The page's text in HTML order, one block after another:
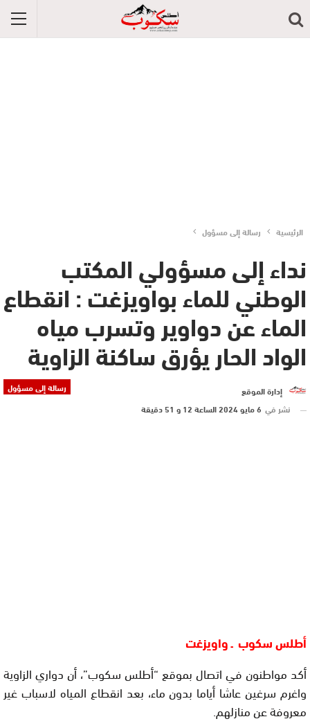
الرئيسية رسالة إلى مسؤول
نداء إلى مسؤولي المكتب
الوطني للماء بواويزغت : انقطاع
الماء عن دواوير وتسرب مياه
الواد الحار يؤرق ساكنة الزاوية
رسالة إلى مسؤول
إدارة الموقع
نشر في 6 مايو 2024 الساعة 12 و 51 دقيقة
أطلس سكوب ـ واويزغت
أكد مواطنون في اتصال بموقع “أطلس سكوب”، أن دواري الزاوية
واغرم سرغين عاشا أياما بدون ماء، بعد انقطاع المياه لاسباب غير
معروفة عن منازلهم.